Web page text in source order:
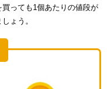
っても1個あたりの値段が
ょう。